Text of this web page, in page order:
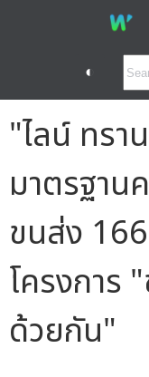
◐
"ไลน์ ทรา
มาตรฐาน
ขนส่ง
โครงการ
ด้วยกัน"